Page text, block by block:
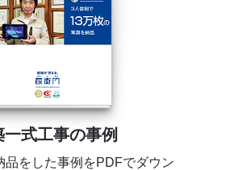
一式工事の事例
品をした事例をPDFでダウン